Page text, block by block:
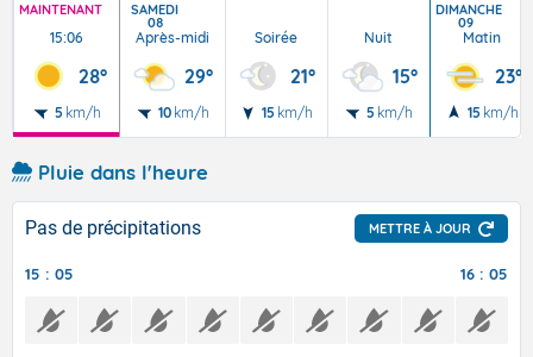
MAINTENANT
15:06
28°
5 km/h
SAMEDI
08
Après-midi
29°
10 km/h
Soirée
21°
15 km/h
Nuit
15°
5 km/h
DIMANCHE
09
Matin
23°
15 km/h
Pluie dans l'heure
Pas de précipitations METTRE À JOUR
15 : 05 16 : 05